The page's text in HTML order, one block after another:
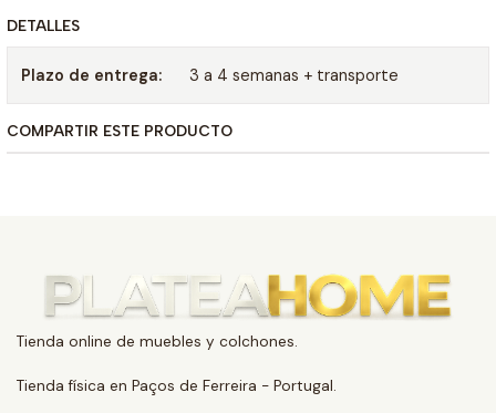
DETALLES
Plazo de entrega: 3 a 4 semanas + transporte
COMPARTIR ESTE PRODUCTO
Tienda online de muebles y colchones.
Tienda física en Paços de Ferreira - Portugal.